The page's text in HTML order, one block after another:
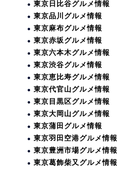
東京日比谷グルメ情報
東京品川グルメ情報
東京麻布グルメ情報
東京赤坂グルメ情報
東京六本木グルメ情報
東京渋谷グルメ情報
東京恵比寿グルメ情報
東京代官山グルメ情報
東京目黒区グルメ情報
東京大岡山グルメ情報
東京蒲田グルメ情報
東京羽田空港グルメ情報
東京豊洲市場グルメ情報
東京葛飾柴又グルメ情報